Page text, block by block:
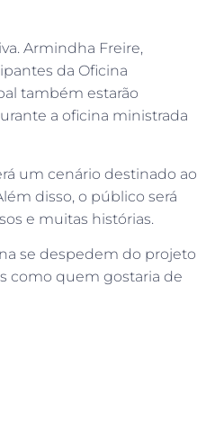
Armindha Freire,
da Oficina
também estarão
a oficina ministrada
um cenário destinado ao
disso, o público será
e muitas histórias.
se despedem do projeto
como quem gostaria de